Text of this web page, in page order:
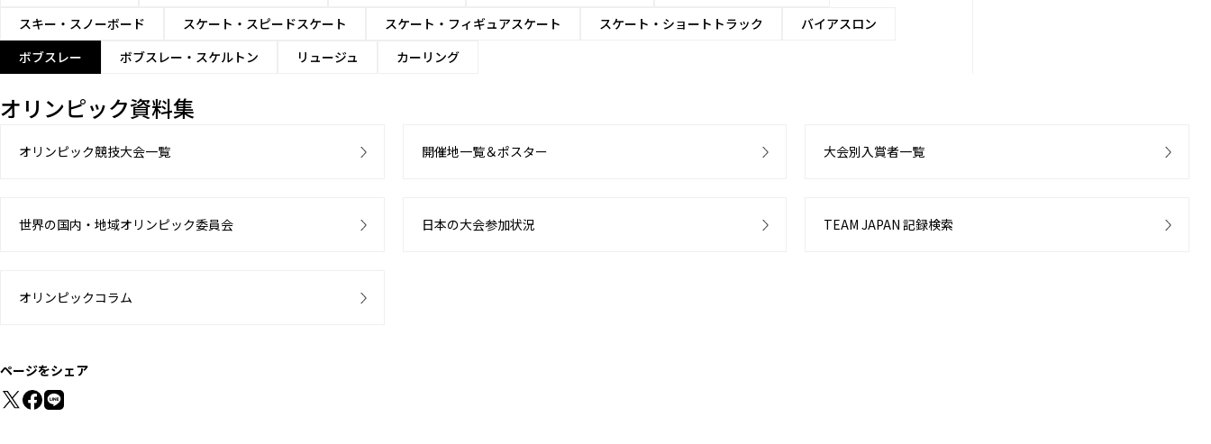
スキー・スノーボード
スケート・スピードスケート スケート・フィギュアスケート スケート・ショートトラック
バイアスロン
ボブスレー
ボブスレー・スケルトン リュージュ カーリング
オリンピック資料集
オリンピック競技大会一覧 開催地一覧＆ポスター 大会別入賞者一覧
世界の国内・地域オリンピック委員会 日本の大会参加状況 TEAM JAPAN 記録検索
オリンピックコラム
ページをシェア